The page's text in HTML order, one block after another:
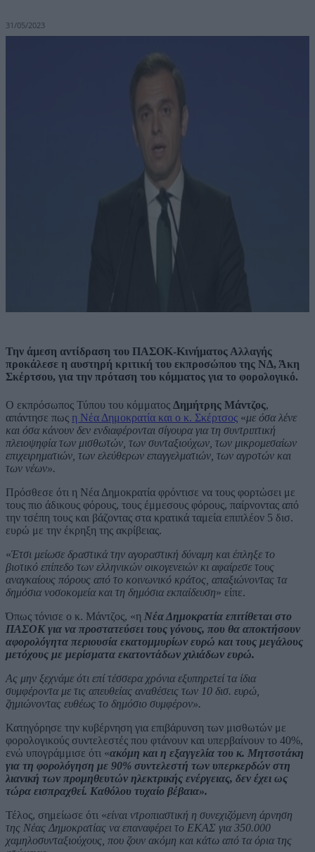
31/05/2023
Την άμεση αντίδραση του ΠΑΣΟΚ-Κινήματος Αλλαγής
προκάλεσε η αυστηρή κριτική του εκπροσώπου της ΝΔ, Άκη
Σκέρτσου, για την πρόταση του κόμματος για το φορολογικό.
Ο εκπρόσωπος Τύπου του κόμματος Δημήτρης Μάντζος,
απάντησε πως η Νέα Δημοκρατία και ο κ. Σκέρτσος «με όσα λένε
και όσα κάνουν δεν ενδιαφέρονται σίγουρα για τη συντριπτική
πλειοψηφία των μισθωτών, των συνταξιούχων, των μικρομεσαίων
επιχειρηματιών, των ελεύθερων επαγγελματιών, των αγροτών και
των νέων».
Πρόσθεσε ότι η Νέα Δημοκρατία φρόντισε να τους φορτώσει με
τους πιο άδικους φόρους, τους έμμεσους φόρους, παίρνοντας από
την τσέπη τους και βάζοντας στα κρατικά ταμεία επιπλέον 5 δισ.
ευρώ με την έκρηξη της ακρίβειας.
«Έτσι μείωσε δραστικά την αγοραστική δύναμη και έπληξε το
βιοτικό επίπεδο των ελληνικών οικογενειών κι αφαίρεσε τους
αναγκαίους πόρους από το κοινωνικό κράτος, απαξιώνοντας τα
δημόσια νοσοκομεία και τη δημόσια εκπαίδευση» είπε.
Όπως τόνισε ο κ. Μάντζος, «η Νέα Δημοκρατία επιτίθεται στο
ΠΑΣΟΚ για να προστατεύσει τους γόνους, που θα αποκτήσουν
αφορολόγητα περιουσία εκατομμυρίων ευρώ και τους μεγάλους
μετόχους με μερίσματα εκατοντάδων χιλιάδων ευρώ.
Ας μην ξεχνάμε ότι επί τέσσερα χρόνια εξυπηρετεί τα ίδια
συμφέροντα με τις απευθείας αναθέσεις των 10 δισ. ευρώ,
ζημιώνοντας ευθέως το δημόσιο συμφέρον».
Κατηγόρησε την κυβέρνηση για επιβάρυνση των μισθωτών με
φορολογικούς συντελεστές που φτάνουν και υπερβαίνουν το 40%,
ενώ υπογράμμισε ότι «ακόμη και η εξαγγελία του κ. Μητσοτάκη
για τη φορολόγηση με 90% συντελεστή των υπερκερδών στη
λιανική των προμηθευτών ηλεκτρικής ενέργειας, δεν έχει ως
τώρα εισπραχθεί. Καθόλου τυχαίο βέβαια».
Τέλος, σημείωσε ότι «είναι ντροπιαστική η συνεχιζόμενη άρνηση
της Νέας Δημοκρατίας να επαναφέρει το ΕΚΑΣ για 350.000
χαμηλοσυνταξιούχους, που ζουν ακόμη και κάτω από τα όρια της